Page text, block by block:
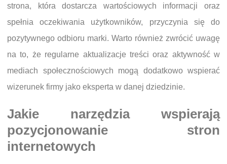
strona, która dostarcza wartościowych informacji oraz
spełnia oczekiwania użytkowników, przyczynia się do
pozytywnego odbioru marki. Warto również zwrócić uwagę
na to, że regularne aktualizacje treści oraz aktywność w
mediach społecznościowych mogą dodatkowo wspierać
wizerunek firmy jako eksperta w danej dziedzinie.
Jakie narzędzia wspierają
pozycjonowanie stron
internetowych